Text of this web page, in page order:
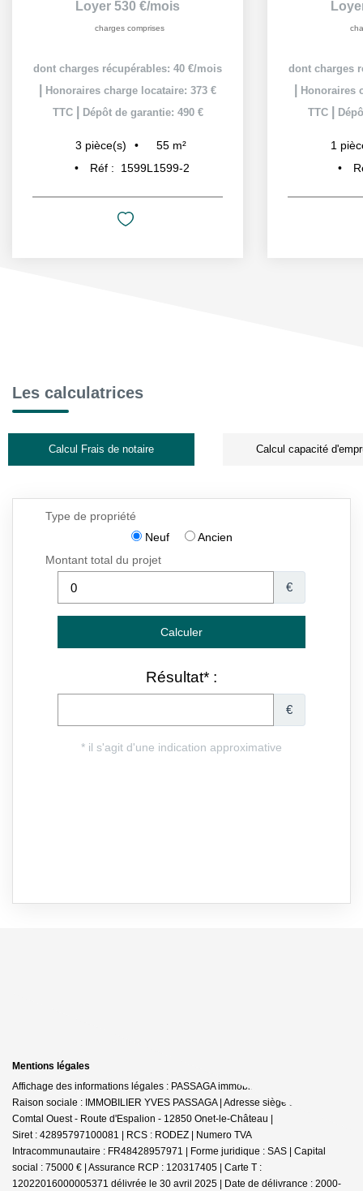
Loyer 530 €/mois
charges comprises
dont charges récupérables: 40 €/mois
Honoraires charge locataire: 373 €
TTC
Dépôt de garantie: 490 €
3 pièce(s) 55 m²
Réf :
1599L1599-2
dont charges
Honoraires
TTC
1
Les calculatrices
Calcul Frais de notaire Calcul capacité
Mentions légales
Affichage des informations légales : PASSAGA immobilier - Onet-le-Château |
Raison sociale : IMMOBILIER YVES PASSAGA | Adresse siège social : Le
Comtal Ouest - Route d'Espalion - 12850 Onet-le-Château |
Siret : 42895797100081 | RCS : RODEZ | Numero TVA
Intracommunautaire : FR48428957971 | Forme juridique : SAS | Capital
social : 75000 € | Assurance RCP : 120317405 | Carte T :
12022016000005371 délivrée le 30 avril 2025 | Date de délivrance : 2000-